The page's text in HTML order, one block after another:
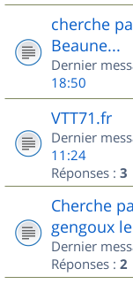
cherche
Beaune...
Dernier
18:50
VTT71.fr
Dernier
11:24
Réponses : 3
Cherche
gengoux
Dernier
Réponses : 2